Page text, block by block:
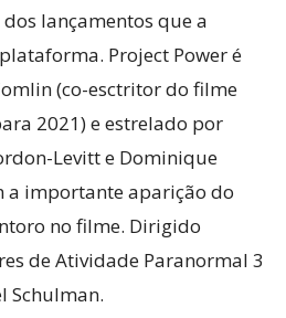
lançamentos que a
Project Power é
(co-esctritor do filme
2021) e estrelado por
Levitt e Dominique
a importante aparição do
no filme. Dirigido
de Atividade Paranormal 3
Schulman.